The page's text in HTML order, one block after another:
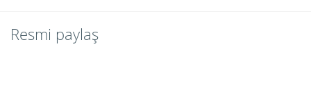
Resmi paylaş